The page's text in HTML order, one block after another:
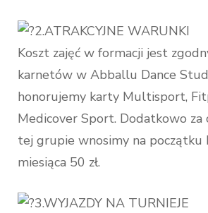
2.ATRAKCYJNE WARUNKI
Koszt zajęć w formacji jest
karnetów w Abballu Dance
honorujemy karty Multisport,
Medicover Sport. Dodatkowo za
tej grupie wnosimy na początku
miesiąca 50 zł.
3.WYJAZDY NA TURNIEJE